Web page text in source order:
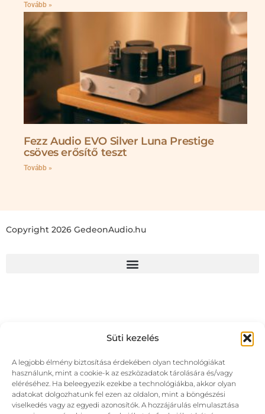
Süti kezelés
A legjobb élmény biztosítása érdekében olyan technológiákat
használunk, mint a cookie-k az eszközadatok tárolására és/vagy
eléréséhez. Ha beleegyezik ezekbe a technológiákba, akkor olyan
adatokat dolgozhatunk fel ezen az oldalon, mint a böngészési
viselkedés vagy az egyedi azonosítók. A hozzájárulás elmulasztása
Tovább »
Fezz Audio EVO Silver Luna Prestige
csöves erősítő teszt
Tovább »
Copyright 2026 GedeonAudio.hu